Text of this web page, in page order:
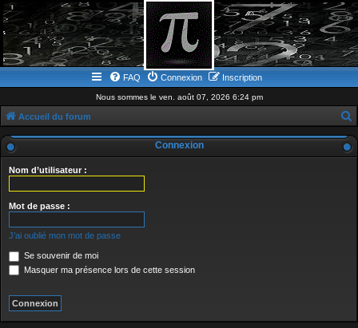
FAQ Connexion Inscription
Nous sommes le ven. août 07, 2026 6:24 pm
Accueil du forum
e
Connexion
Nom d’utilisateur :
Mot de passe :
J’ai oublié mon mot de passe
Se souvenir de moi
Masquer ma présence lors de cette session